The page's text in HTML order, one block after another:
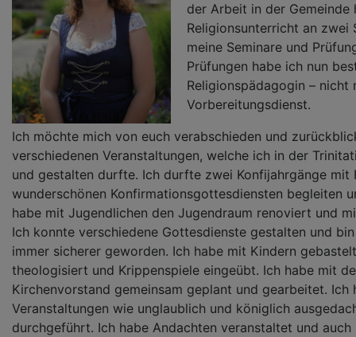
der Arbeit in der Gemeinde
Religionsunterricht an zwei
meine Seminare und
Prüfungen habe ich nun
Religionspädagogin – nicht
Vorbereitungsdienst.
Ich möchte mich von euch verabschieden und
verschiedenen Veranstaltungen, welche ich in der
und gestalten durfte. Ich durfte zwei Konfijahrgänge mit
wunderschönen Konfirmationsgottesdiensten begleiten
habe mit Jugendlichen den Jugendraum renoviert und
Ich konnte verschiedene Gottesdienste gestalten und
immer sicherer geworden. Ich habe mit Kindern
theologisiert und Krippenspiele eingeübt. Ich habe mit
Kirchenvorstand gemeinsam geplant und gearbeitet. Ich
Veranstaltungen wie unglaublich und königlich
durchgeführt. Ich habe Andachten veranstaltet und auch